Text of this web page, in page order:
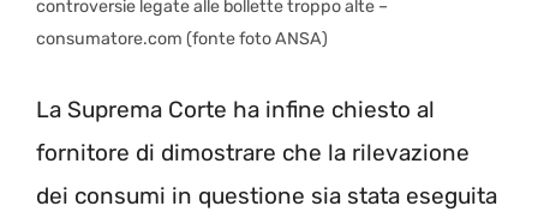
controversie legate alle bollette troppo alte –
consumatore.com (fonte foto ANSA)
La Suprema Corte ha infine chiesto al
fornitore di dimostrare che la rilevazione
dei consumi in questione sia stata eseguita